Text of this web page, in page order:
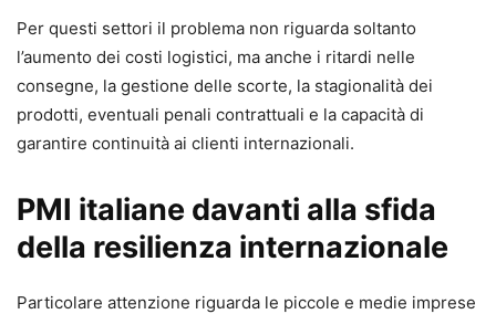
Per questi settori il problema non riguarda soltanto
l’aumento dei costi logistici, ma anche i ritardi nelle
consegne, la gestione delle scorte, la stagionalità dei
prodotti, eventuali penali contrattuali e la capacità di
garantire continuità ai clienti internazionali.
PMI italiane davanti alla sfida
della resilienza internazionale
Particolare attenzione riguarda le piccole e medie imprese